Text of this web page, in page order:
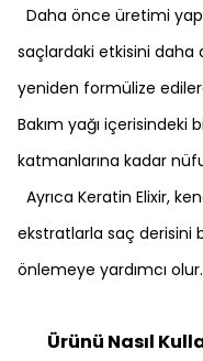
Daha önce üretimi
saçlardaki etkisini daha
yeniden formülize
Bakım yağı içerisindeki
katmanlarına kadar
Ayrıca Keratin Elixir,
ekstratlarla saç derisini
önlemeye yardımcı olur.
Ürünü Nasıl